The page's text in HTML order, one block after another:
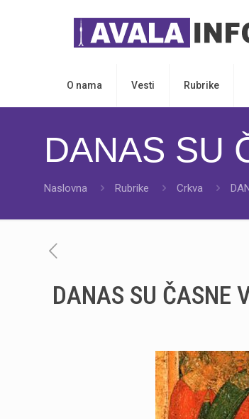
O nama Vesti Rubrike
DANAS SU
Naslovna Rubrike Crkva
DANAS SU ČASNE